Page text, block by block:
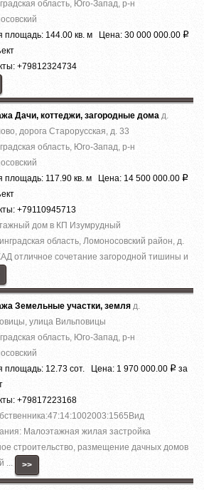
область, Юго-Запад, р-н
площадь: 144.00 кв. м Цена: 30 000 000.00 Р
+79812324734
Дачи, коттеджи, загородные дома д.
дорога Старорусская, д. 33
область, Юго-Запад, р-н
площадь: 117.90 кв. м Цена: 14 500 000.00 Р
+79110945713
дом в КП Изумрудный
область, Ломоносовский район, д.
отличное сочетание загородной тишины и
Земельные участки, земля д.
улица Вильповицы
область, Юго-Запад, р-н
площадь: 12.73 сот. Цена: 1 970 000.00 Р за
+79817223168
Малоэтажная жилая застройка
строительство, размещение дачных домов
...
>>